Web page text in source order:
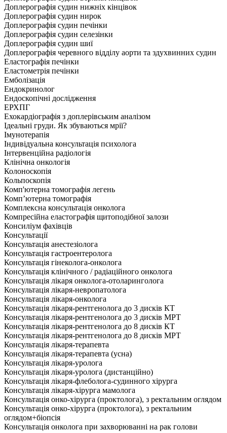
Доплерографія судин нижніх кінцівок
Доплерографія судин нирок
Доплерографія судин печінки
Доплерографія судин селезінки
Доплерографія судин шиї
Доплерографія черевного відділу аорти та здухвинних судин
Еластографія печінки
Еластометрія печінки
Емболізація
Ендокринолог
Ендоскопічні дослідження
ЕРХПГ
Ехокардіографія з доплерівським аналізом
Ідеальні груди. Як збуваються мрії?
Імунотерапія
Індивідуальна консультація психолога
Інтервенційна радіологія
Клінічна онкологія
Колоноскопія
Кольпоскопія
Комп'ютерна томографія легень
Комп’ютерна томографія
Комплексна консультація онколога
Компресійна еластографія щитоподібної залози
Консиліум фахівців
Консультації
Консультація анестезіолога
Консультація гастроентеролога
Консультація гінеколога-онколога
Консультація клінічного / радіаційного онколога
Консультація лікаря онколога-отоларинголога
Консультація лікаря-невропатолога
Консультація лікаря-онколога
Консультація лікаря-рентгенолога до 3 дисків КТ
Консультація лікаря-рентгенолога до 3 дисків МРТ
Консультація лікаря-рентгенолога до 8 дисків КТ
Консультація лікаря-рентгенолога до 8 дисків МРТ
Консультація лікаря-терапевта
Консультація лікаря-терапевта (усна)
Консультація лікаря-уролога
Консультація лікаря-уролога (дистанційно)
Консультація лікаря-флеболога-судинного хірурга
Консультація лікаря-хірурга мамолога
Консультація онко-хірурга (проктолога), з ректальним оглядом
Консультація онко-хірурга (проктолога), з ректальним
оглядом+біопсія
Консультація онколога при захворюванні на рак голови